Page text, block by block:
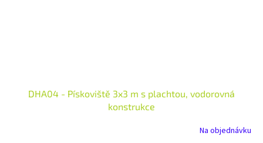
DHA04 - Pískoviště 3x3 m s plachtou, vodorovná
konstrukce
Na objednávku